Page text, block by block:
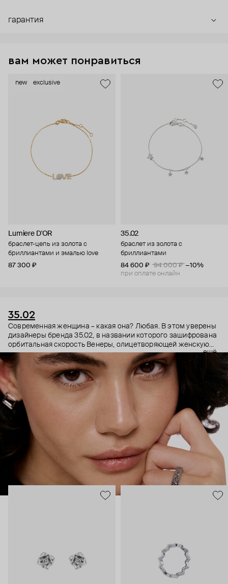
гарантия
вам может понравиться
new exclusive
Lumiere D'OR
браслет-цепь из золота с
бриллиантами и эмалью love
87 300 ₽
35.02
браслет из золота с
бриллиантами
84 600 ₽
94 000 ₽ −10%
при оплате онлайн
35.02
Современная женщина – какая она? Любая. В этом уверены
дизайнеры бренда 35.02, в названии которого зашифрована
орбитальная скорость Венеры, олицетворяющей женскую
энергию. Поэтому в украшениях 35.02 сочетается, казалось
бы, несочетаемое – все грани характера. Женственность и
строгость, плавные линии с графичными силуэтами,
современность и классика. В этих украшениях сплетаются
две стороны характера. Черные бриллианты –
таинственность, спрятанная в глубине личности. А белые –
ясная частица нашей души, все светлое, что в нас есть.
Украшения 35.02 – ваш рассказ о себе без слов.
ещё